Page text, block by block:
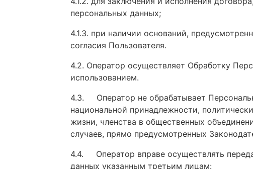
персональных данных;
4.1.3. при наличии оснований,
согласия Пользователя.
4.2. Оператор осуществляет Обработку
использованием.
4.3.
Оператор не обрабатывает
национальной принадлежности,
жизни, членства в общественных
случаев, прямо предусмотренных
4.4.
Оператор вправе осуществлять
данных указанным третьим лицам: